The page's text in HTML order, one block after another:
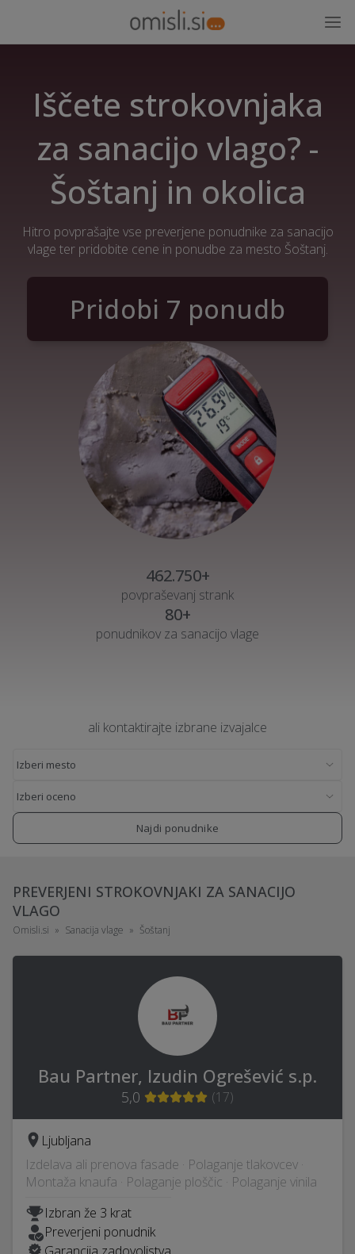
Iščete strokovnjaka
za sanacijo vlago? -
Šoštanj in okolica
Hitro povprašajte vse preverjene ponudnike za sanacijo
vlage ter pridobite cene in ponudbe za mesto Šoštanj.
Pridobi 7 ponudb
462.750+
povpraševanj strank
80+
ponudnikov za sanacijo vlage
ali kontaktirajte izbrane izvajalce
Najdi ponudnike
PREVERJENI STROKOVNJAKI ZA SANACIJO
VLAGO
Omisli.si Sanacija vlage Šoštanj
Bau Partner, Izudin Ogrešević s.p.
5,0 (17)
Ljubljana
Izdelava ali prenova fasade · Polaganje tlakovcev ·
Montaža knaufa · Polaganje ploščic · Polaganje vinila
Izbran že 3 krat
Preverjeni ponudnik